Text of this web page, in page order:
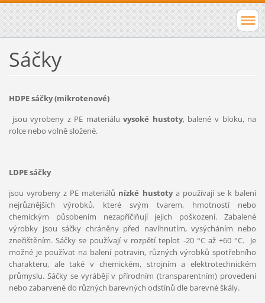
Sáčky
HDPE sáčky (mikrotenové)
jsou vyrobeny z PE materiáluvysoké hustoty, balené v bloku, na
rolce nebo volně složené.
LDPE sáčky
jsou vyrobeny z PE materiálů nízké hustotya používají se k balení
nejrůznějších výrobků, které svým tvarem, hmotností nebo
chemickým působením nezapříčiňují jejich poškození. Zabalené
výrobky jsou sáčky chráněny před navlhnutím, vysýcháním nebo
znečištěním. Sáčky se používají v rozpětí teplot -20 °C až +60 °C.
Je
možné je používat na balení potravin, různých výrobků spotřebního
charakteru, ale také v chemickém, strojním a elektrotechnickém
průmyslu. Sáčky se vyrábějí v přírodním (transparentním) provedení
nebo zabarvené do různých barevných odstínů dle barevné škály.